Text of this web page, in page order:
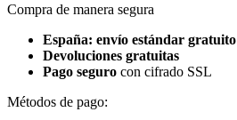
Compra de manera segura
España: envío estándar gratuito
Devoluciones gratuitas
Pago seguro con cifrado SSL
Métodos de pago: